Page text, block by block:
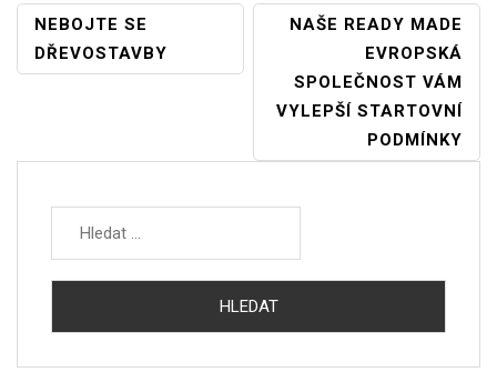
NAVIGACE
PRO
PŘÍSPĚVEK
NEBOJTE SE
DŘEVOSTAVBY
NAŠE READY MADE
EVROPSKÁ
SPOLEČNOST VÁM
VYLEPŠÍ STARTOVNÍ
PODMÍNKY
Vyhledávání